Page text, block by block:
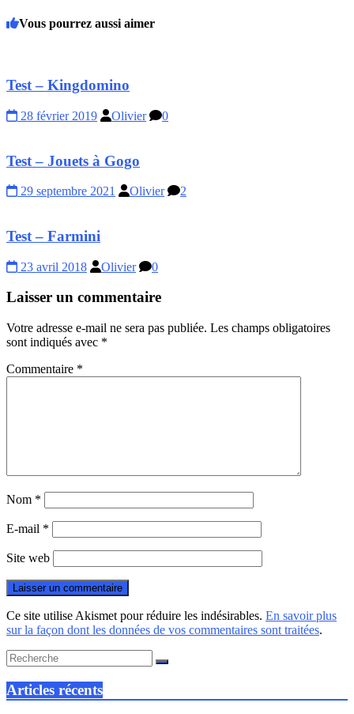
Vous pourrez aussi aimer
Test – Kingdomino
28 février 2019 Olivier 0
Test – Jouets à Gogo
29 septembre 2021 Olivier 2
Test – Farmini
23 avril 2018 Olivier 0
Laisser un commentaire
Votre adresse e-mail ne sera pas publiée. Les champs obligatoires
sont indiqués avec *
Commentaire *
Nom *
E-mail *
Site web
Ce site utilise Akismet pour réduire les indésirables. En savoir plus
sur la façon dont les données de vos commentaires sont traitées.
Articles récents